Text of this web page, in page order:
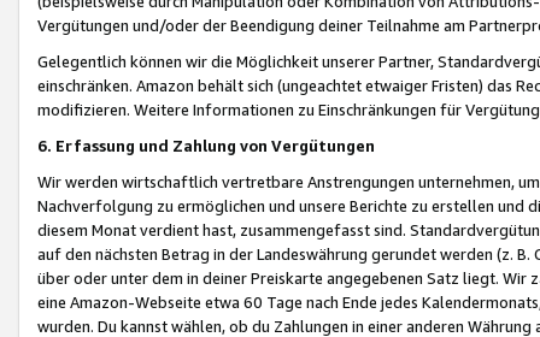
Vergütungen und/oder der Beendigung deiner Teilnahme am
Gelegentlich können wir die Möglichkeit unserer Partner,
einschränken. Amazon behält sich (ungeachtet etwaiger Fristen) das
modifizieren. Weitere Informationen zu Einschränkungen für
6. Erfassung und Zahlung von Vergütungen
Wir werden wirtschaftlich vertretbare Anstrengungen unternehmen,
Nachverfolgung zu ermöglichen und unsere Berichte zu erstellen und
diesem Monat verdient hast, zusammengefasst sind.
auf den nächsten Betrag in der Landeswährung gerundet werden (z.
über oder unter dem in deiner Preiskarte angegebenen Satz liegt.
eine Amazon-Webseite etwa 60 Tage nach Ende jedes
wurden. Du kannst wählen, ob du Zahlungen in einer anderen